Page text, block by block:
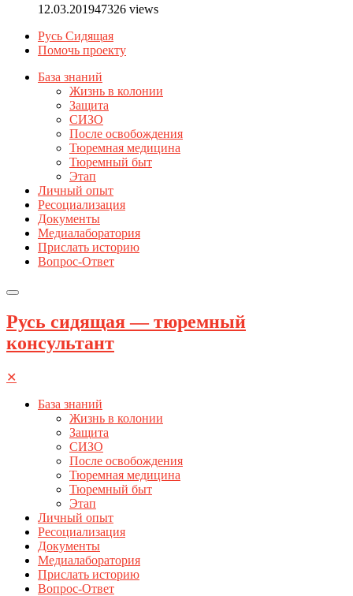
12.03.201947326 views
Русь Сидящая
Помочь проекту
База знаний
Жизнь в колонии
Защита
СИЗО
После освобождения
Тюремная медицина
Тюремный быт
Этап
Личный опыт
Ресоциализация
Документы
Медиалаборатория
Прислать историю
Вопрос-Ответ
Русь сидящая — тюремный
консультант
✕
База знаний
Жизнь в колонии
Защита
СИЗО
После освобождения
Тюремная медицина
Тюремный быт
Этап
Личный опыт
Ресоциализация
Документы
Медиалаборатория
Прислать историю
Вопрос-Ответ